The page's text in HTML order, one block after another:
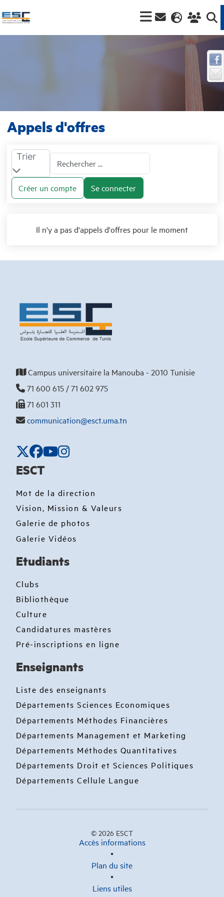
Appels d'offres
Trier
Créer un compte Se connecter
Il n'y a pas d'appels d'offres pour le moment
Campus universitaire la Manouba - 2010 Tunisie
71 600 615 / 71 602 975
71 601 311
communication@esct.uma.tn
ESCT
Mot de la direction
Vision, Mission & Valeurs
Galerie de photos
Galerie Vidéos
Etudiants
Clubs
Bibliothèque
Culture
Candidatures mastères
Pré-inscriptions en ligne
Enseignants
Liste des enseignants
Départements Sciences Economiques
Départements Méthodes Financières
Départements Management et Marketing
Départements Méthodes Quantitatives
Départements Droit et Sciences Politiques
Départements Cellule Langue
© 2026 ESCT
Accès informations
Plan du site
Liens utiles